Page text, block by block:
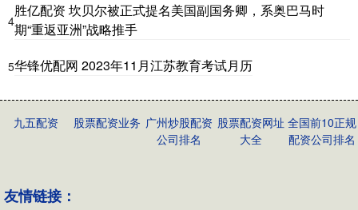
4
胜亿配资 坎贝尔被正式提名美国副国务卿，系奥巴马时
期“重返亚洲”战略推手
5华锋优配网 2023年11月江苏教育考试月历
九五配资 股票配资业务 广州炒股配资
公司排名
股票配资网址
大全
全国前10正规
配资公司排名
友情链接：